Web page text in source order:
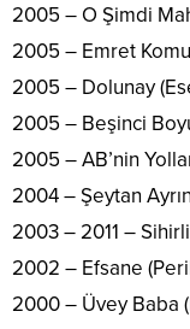
2005 – O Şimdi
2005 – Emret
2005 – Dolunay
2005 – Beşinci
2005 – AB’nin
2004 – Şeytan
2003 – 2011 –
2002 – Efsane
2000 – Üvey Baba